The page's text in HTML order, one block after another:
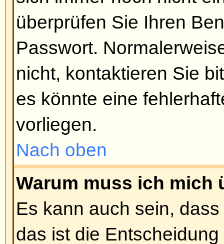
wählen Sie bitte die
Einloggen. Dies ist nicht
einem fremden Rechner sitzen,
oder Universität, im Internetcafé
Nach oben
'Wer ist online?'-Liste
In Ihrem Profil befindet sich die
verstecken, und wenn Sie diese
nur noch von Administratoren in
werden. Sie zählen dann als
Nach oben